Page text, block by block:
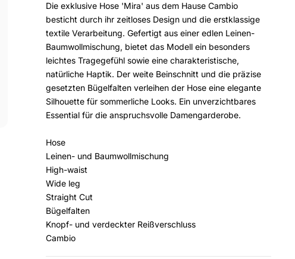
Die exklusive Hose 'Mira' aus dem Hause Cambio
besticht durch ihr zeitloses Design und die erstklassige
textile Verarbeitung. Gefertigt aus einer edlen Leinen-
Baumwollmischung, bietet das Modell ein besonders
leichtes Tragegefühl sowie eine charakteristische,
natürliche Haptik. Der weite Beinschnitt und die präzise
gesetzten Bügelfalten verleihen der Hose eine elegante
Silhouette für sommerliche Looks. Ein unverzichtbares
Essential für die anspruchsvolle Damengarderobe.
Hose
Leinen- und Baumwollmischung
High-waist
Wide leg
Straight Cut
Bügelfalten
Knopf- und verdeckter Reißverschluss
Cambio